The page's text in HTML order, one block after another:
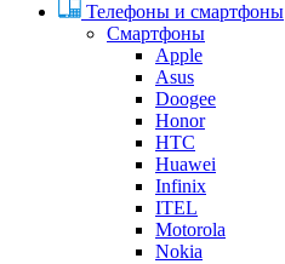
Телефоны и смартфоны
Смартфоны
Apple
Asus
Doogee
Honor
HTC
Huawei
Infinix
ITEL
Motorola
Nokia